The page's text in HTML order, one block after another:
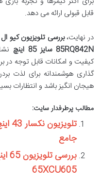
قابل قبولی ارائه می دهد.
در نهایت،
85RQ842N سایز 85 اینچ
کیفیت و امکانات قابل توجه در
گذاری هوشمندانه برای لذت
هیجان انگیز باشد و انتظارات
مطالب پرطرفدار سایت:
جامع
65XCU605